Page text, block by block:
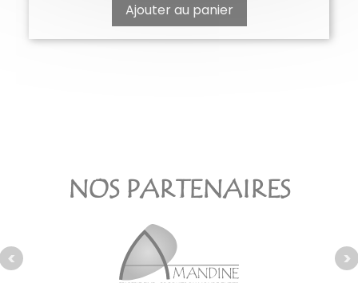
Ajouter au panier
NOS PARTENAIRES